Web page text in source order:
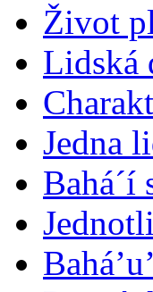
Život
Lidská
Jedna
Bahá´í